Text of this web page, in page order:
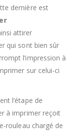
dernière est
attirer
qui sont bien sûr
l’impression à
sur celui-ci
l’étape de
à imprimer reçoit
rouleau chargé de